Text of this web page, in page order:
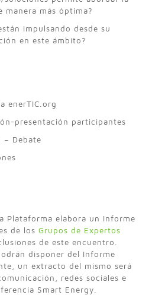
más óptima?
impulsando desde su
en este ámbito?
enerTIC.org
presentación participantes
– Debate
Plataforma elabora un Informe
de los Grupos de Expertos
de este encuentro.
disponer del Informe
un extracto del mismo será
redes sociales e
Smart Energy.